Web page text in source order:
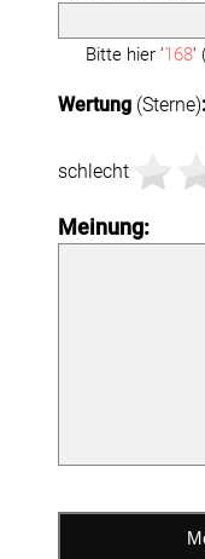
Bitte hier '168'
Wertung (Sterne):
schlecht
Meinung: